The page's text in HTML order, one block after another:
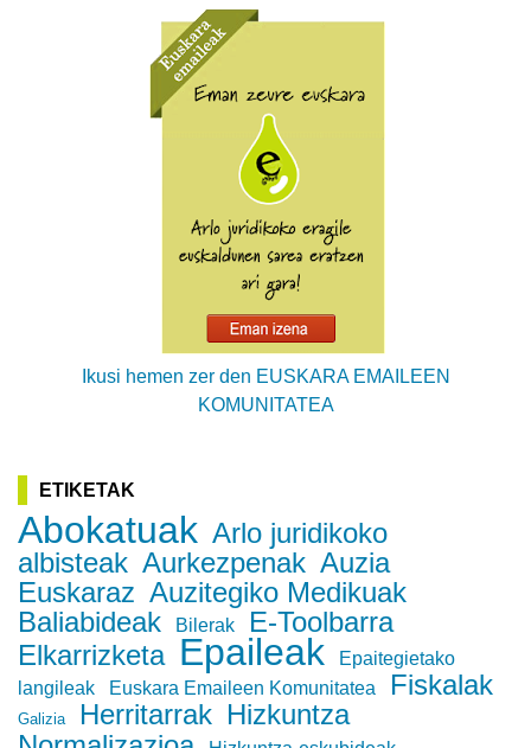
Ikusi hemen zer den EUSKARA EMAILEEN
KOMUNITATEA
ETIKETAK
Abokatuak Arlo juridikoko
albisteak Aurkezpenak Auzia
Euskaraz Auzitegiko Medikuak
Baliabideak
Bilerak
E-Toolbarra
Elkarrizketa Epaileak
Epaitegietako
langileak
Euskara Emaileen Komunitatea Fiskalak
Galizia Herritarrak Hizkuntza